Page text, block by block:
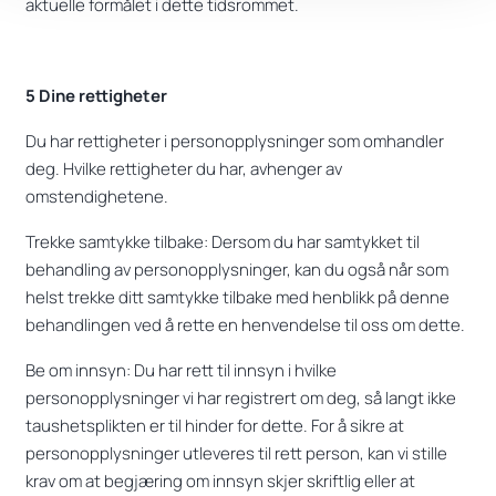
aktuelle formålet i dette tidsrommet.
5 Dine rettigheter
Du har rettigheter i personopplysninger som omhandler
deg. Hvilke rettigheter du har, avhenger av
omstendighetene.
Trekke samtykke tilbake: Dersom du har samtykket til
behandling av personopplysninger, kan du også når som
helst trekke ditt samtykke tilbake med henblikk på denne
behandlingen ved å rette en henvendelse til oss om dette.
Be om innsyn: Du har rett til innsyn i hvilke
personopplysninger vi har registrert om deg, så langt ikke
taushetsplikten er til hinder for dette. For å sikre at
personopplysninger utleveres til rett person, kan vi stille
krav om at begjæring om innsyn skjer skriftlig eller at